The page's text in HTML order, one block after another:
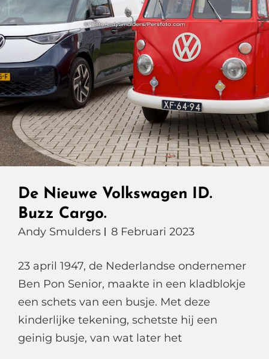
De Nieuwe Volkswagen ID.
Buzz Cargo.
Andy Smulders 8 Februari 2023
23 april 1947, de Nederlandse ondernemer
Ben Pon Senior, maakte in een kladblokje
een schets van een busje. Met deze
kinderlijke tekening, schetste hij een
geinig busje, van wat later het